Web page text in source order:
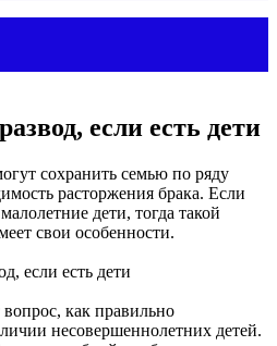
если есть дети
сохранить семью по ряду
расторжения брака. Если
дети, тогда такой
свои особенности.
как правильно
несовершеннолетних детей.